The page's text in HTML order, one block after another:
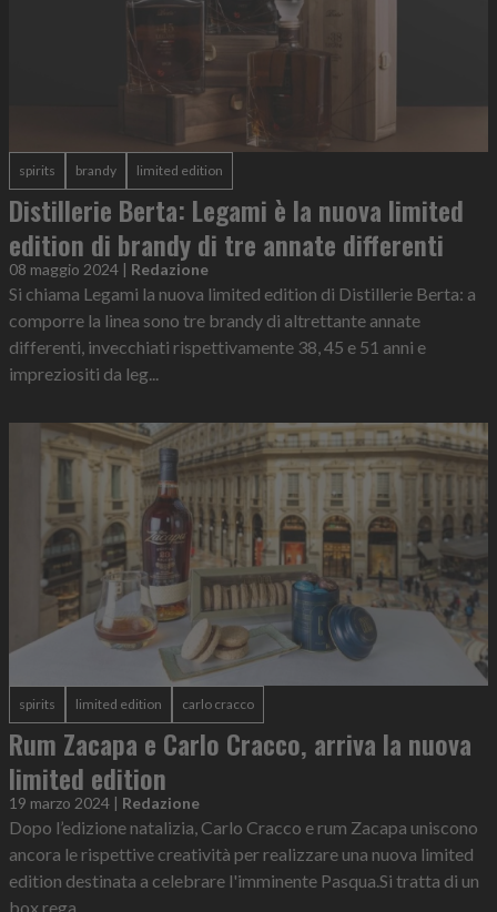
spirits brandy limited edition
Distillerie Berta: Legami è la nuova limited
edition di brandy di tre annate differenti
08 maggio 2024 | Redazione
Si chiama Legami la nuova limited edition di Distillerie Berta: a
comporre la linea sono tre brandy di altrettante annate
differenti, invecchiati rispettivamente 38, 45 e 51 anni e
impreziositi da leg...
spirits limited edition carlo cracco
Rum Zacapa e Carlo Cracco, arriva la nuova
limited edition
19 marzo 2024 | Redazione
Dopo l’edizione natalizia, Carlo Cracco e rum Zacapa uniscono
ancora le rispettive creatività per realizzare una nuova limited
edition destinata a celebrare l'imminente Pasqua.Si tratta di un
box rega...